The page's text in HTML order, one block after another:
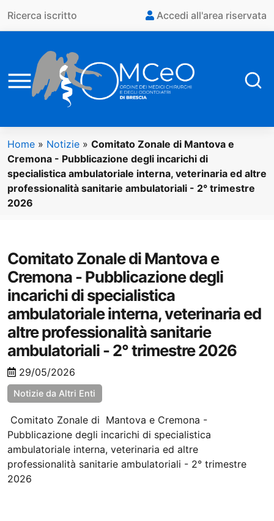
Ricerca iscritto Accedi all'area riservata
Home » Notizie » Comitato Zonale di Mantova e
Cremona - Pubblicazione degli incarichi di
specialistica ambulatoriale interna, veterinaria ed altre
professionalità sanitarie ambulatoriali - 2° trimestre
2026
Comitato Zonale di Mantova e
Cremona - Pubblicazione degli
incarichi di specialistica
ambulatoriale interna, veterinaria ed
altre professionalità sanitarie
ambulatoriali - 2° trimestre 2026
29/05/2026
Notizie da Altri Enti
Comitato Zonale di Mantova e Cremona -
Pubblicazione degli incarichi di specialistica
ambulatoriale interna, veterinaria ed altre
professionalità sanitarie ambulatoriali - 2° trimestre
2026